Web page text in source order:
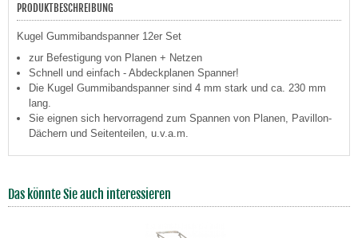
PRODUKTBESCHREIBUNG
Kugel Gummibandspanner 12er Set
zur Befestigung von Planen + Netzen
Schnell und einfach - Abdeckplanen Spanner!
Die Kugel Gummibandspanner sind 4 mm stark und ca. 230 mm
lang.
Sie eignen sich hervorragend zum Spannen von Planen, Pavillon-
Dächern und Seitenteilen, u.v.a.m.
Das könnte Sie auch interessieren